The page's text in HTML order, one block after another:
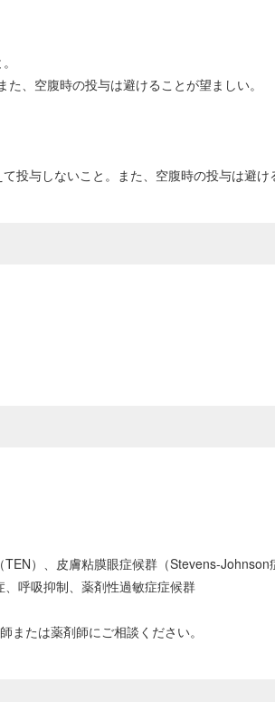
、空腹時の投与は避けることが望ましい。
与しないこと。また、空腹時の投与は避け
）、皮膚粘膜眼症候群（Stevens-
呼吸抑制、薬剤性過敏症症候群
たは薬剤師にご相談ください。